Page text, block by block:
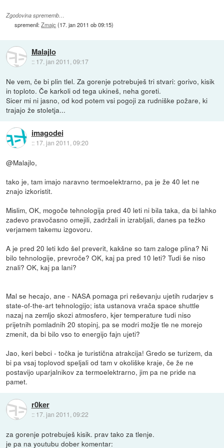
Zgodovina sprememb…
spremenil:Zmajc (17. jan 2011 ob 09:15)
Malajlo
:: 17. jan 2011, 09:17
Ne vem, če bi plin tlel. Za gorenje potrebuješ tri stvari: gorivo, kisik
in toploto. Če karkoli od tega ukineš, neha goreti.
Sicer mi ni jasno, od kod potem vsi pogoji za rudniške požare, ki
trajajo že stoletja...
imagodei
:: 17. jan 2011, 09:20
@Malajlo,
tako je, tam imajo naravno termoelektrarno, pa je že 40 let ne
znajo izkoristit.
Mislim, OK, mogoče tehnologija pred 40 leti ni bila taka, da bi lahko
zadevo pravočasno omejili, zadržali in izrabljali, danes pa težko
verjamem takemu izgovoru.
A je pred 20 leti kdo šel preverit, kakšne so tam zaloge plina? Ni
bilo tehnologije, prevroče? OK, kaj pa pred 10 leti? Tudi še niso
znali? OK, kaj pa lani?
Mal se hecajo, ane - NASA pomaga pri reševanju ujetih rudarjev s
state-of-the-art tehnologijo; ista ustanova vrača space shuttle
nazaj na zemljo skozi atmosfero, kjer temperature tudi niso
prijetnih pomladnih 20 stopinj, pa se modri možje tle ne morejo
zmenit, da bi bilo vso to energijo fajn ujeti?
Jao, keri bebci - točka je turistična atrakcija! Gredo se turizem, da
bi pa vsaj toplovod speljali od tam v okoliške kraje, če že ne
postavijo uparjalnikov za termoelektrarno, jim pa ne pride na
pamet.
r0ker
:: 17. jan 2011, 09:22
za gorenje potrebuješ kisik. prav tako za tlenje.
je pa na youtubu dober komentar: